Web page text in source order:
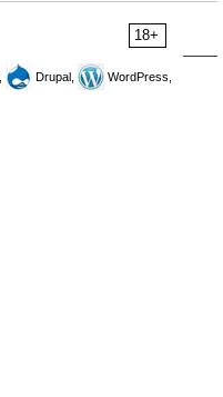
18+
Drupal,
WordPress,